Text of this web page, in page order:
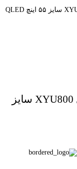
تلویزیون هوشمند ایکس ویژن مدل XYU800 سایز